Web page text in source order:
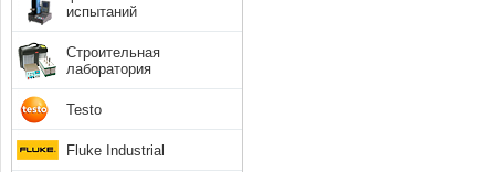
испытаний
Строительная
лаборатория
Testo
Fluke Industrial